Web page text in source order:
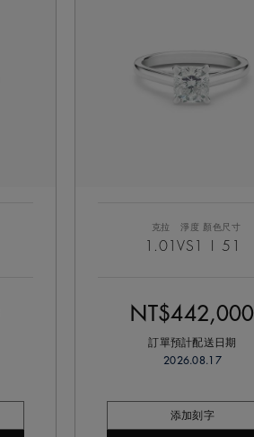
克拉
1.01
淨度
VS1
顏色尺寸
51
NT$442,000
訂單預計配送日期
2026.08.17
添加刻字